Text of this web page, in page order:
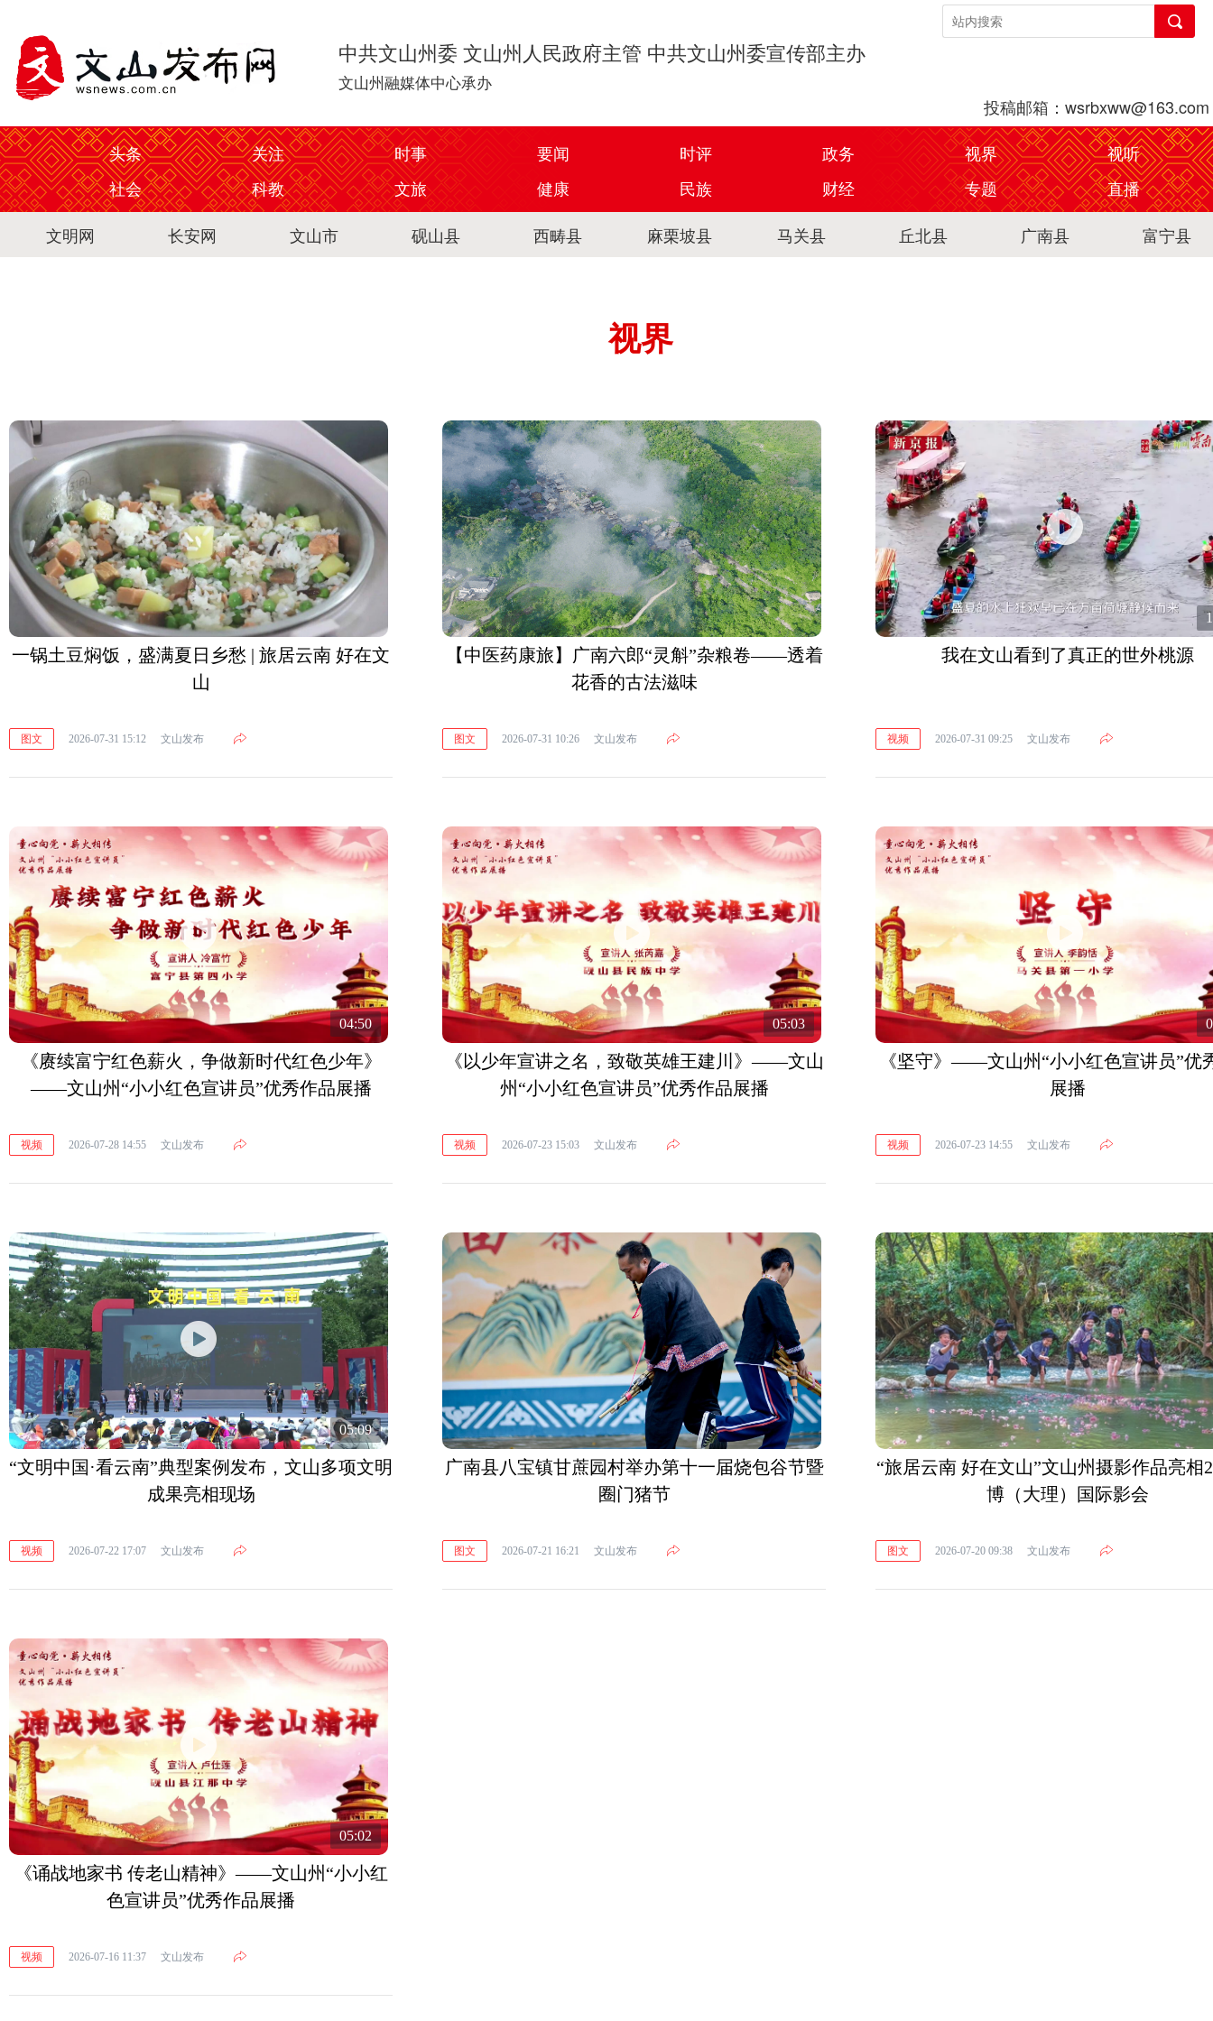
中共文山州委 文山州人民政府主管 中共文山州委宣传部主办
文山州融媒体中心承办
投稿邮箱：wsrbxww@163.com
头条
关注 时事 要闻 时评 政务 视界
视听
社会
科教 文旅 健康 民族 财经 专题
直播
文明网
长安网 文山市 砚山县 西畴县 麻栗坡县 马关县 丘北县 广南县 富宁县
视界
一锅土豆焖饭，盛满夏日乡愁 | 旅居云南 好在文
山
图文 2026-07-31 15:12 文山发布
【中医药康旅】广南六郎“灵斛”杂粮卷——透着
花香的古法滋味
图文 2026-07-31 10:26 文山发布
我在文山看到了真正的世外桃源
视频 2026-07-31 09:25 文山发布
04:50
《赓续富宁红色薪火，争做新时代红色少年》
——文山州“小小红色宣讲员”优秀作品展播
视频 2026-07-28 14:55 文山发布
05:03
《以少年宣讲之名，致敬英雄王建川》——文山
州“小小红色宣讲员”优秀作品展播
视频 2026-07-23 15:03 文山发布
《坚守》——文山州“小小红色宣讲员”优
展播
视频 2026-07-23 14:55 文山发布
05:09
“文明中国·看云南”典型案例发布，文山多项文明
成果亮相现场
视频 2026-07-22 17:07 文山发布
广南县八宝镇甘蔗园村举办第十一届烧包谷节暨
圈门猪节
图文 2026-07-21 16:21 文山发布
“旅居云南 好在文山”文山州摄影作品亮相
博（大理）国际影会
图文 2026-07-20 09:38 文山发布
05:02
《诵战地家书 传老山精神》——文山州“小小红
色宣讲员”优秀作品展播
视频 2026-07-16 11:37 文山发布